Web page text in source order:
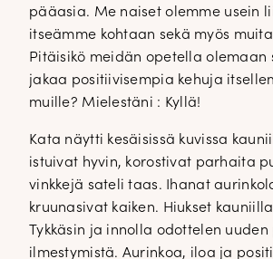
pääasia. Me naiset olemme usein
itseämme kohtaan sekä myös
Pitäisikö meidän opetella olemaan
jakaa positiivisempia kehuja
muille? Mielestäni : Kyllä!
Kata näytti kesäisissä kuvissa
istuivat hyvin, korostivat parhaita
vinkkejä sateli taas. Ihanat
kruunasivat kaiken. Hiukset
Tykkäsin ja innolla odottelen uuden
ilmestymistä. Aurinkoa, iloa ja